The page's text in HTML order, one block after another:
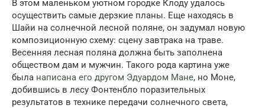
В этом маленьком уютном городке Клоду удалось
осуществить самые дерзкие планы. Еще находясь в
Шайи на солнечной лесной поляне, он задумал новую
композиционную схему: сцену завтрака на траве.
Весенняя лесная поляна должна быть заполнена
обществом дам и мужчин. Такого рода картина уже
была написана его другом Эдуардом Мане, но Моне,
добившись в лесу Фонтенбло поразительных
результатов в технике передачи солнечного света,